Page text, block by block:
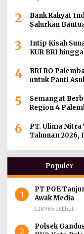
2
Bank Rakyat
Salurkan
3
Intip Kisah
KUR BRI
4
BRI RO
untuk Panti
5
Semangat
Region 4
Jambi dan
6
PT. Ulima Nitra Tbk Melaksanakan
Tahunan 2026,
Populer
1
PT PGE
Awak Media
128985 Dilihat
2
Polsek